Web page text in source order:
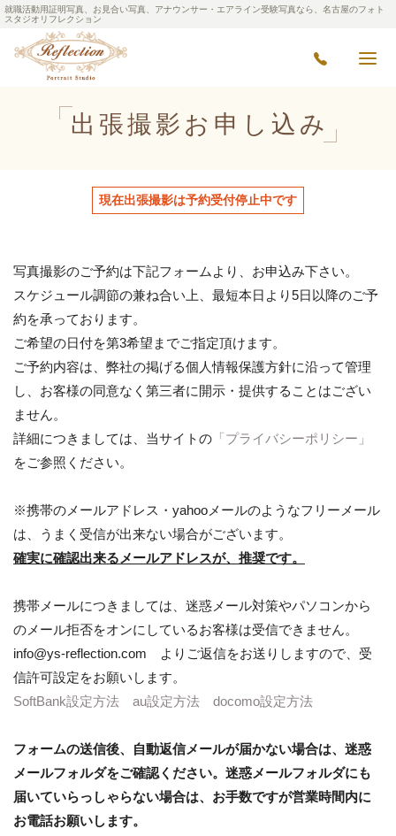
就職活動用証明写真、お見合い写真、アナウンサー・エアライン受験写真なら、名古屋のフォト
スタジオリフレクション
出張撮影お申し込み
現在出張撮影は予約受付停止中です
写真撮影のご予約は下記フォームより、お申込み下さい。
スケジュール調節の兼ね合い上、最短本日より5日以降のご予
約を承っております。
ご希望の日付を第3希望までご指定頂けます。
ご予約内容は、弊社の掲げる個人情報保護方針に沿って管理
し、お客様の同意なく第三者に開示・提供することはござい
ません。
詳細につきましては、当サイトの 「プライバシーポリシー」
をご参照ください。
※携帯のメールアドレス・yahooメールのようなフリーメール
は、うまく受信が出来ない場合がございます。
確実に確認出来るメールアドレスが、推奨です。
携帯メールにつきましては、迷惑メール対策やパソコンから
のメール拒否をオンにしているお客様は受信できません。
info@ys-reflection.com よりご返信をお送りしますので、受
信許可設定をお願いします。
SoftBank設定方法
au設定方法 docomo設定方法
フォームの送信後、自動返信メールが届かない場合は、迷惑
メールフォルダをご確認ください。迷惑メールフォルダにも
届いていらっしゃらない場合は、お手数ですが営業時間内に
お電話お願いします。